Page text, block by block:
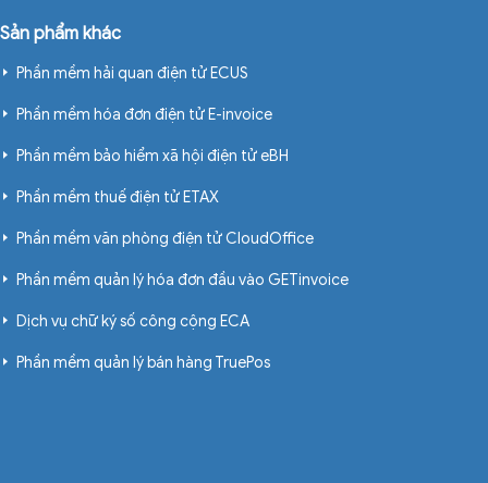
Sản phẩm khác
Phần mềm hải quan điện tử ECUS
Phần mềm hóa đơn điện tử E-invoice
Phần mềm bảo hiểm xã hội điện tử eBH
Phần mềm thuế điện tử ETAX
Phần mềm văn phòng điện tử CloudOffice
Phần mềm quản lý hóa đơn đầu vào GETinvoice
Dịch vụ chữ ký số công cộng ECA
Phần mềm quản lý bán hàng TruePos